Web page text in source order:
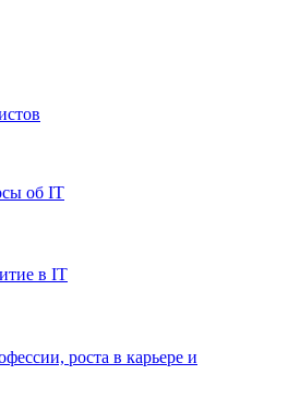
об IT
в IT
роста в карьере и